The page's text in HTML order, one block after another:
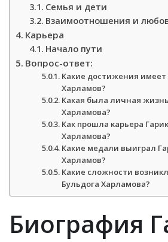
Семья и дети
Взаимоотношения и
Карьера
Начало пути
Вопрос-ответ:
Какие достижения имеет
Харламов?
Какая была личная
Харламова?
Как прошла карьера
Харламова?
Какие медали выиграл
Харламов?
Какие сложности
Бульдога Харламова?
Биография